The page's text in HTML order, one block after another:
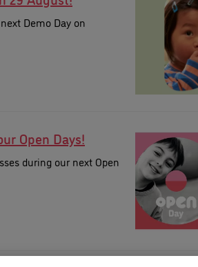
Demo Day on
Open Days!
during our next Open